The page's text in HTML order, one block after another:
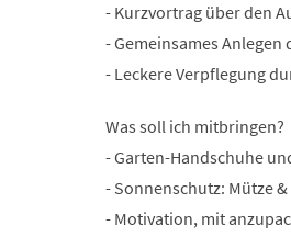
- Kurzvortrag über den
- Gemeinsames Anlegen
- Leckere Verpflegung
Was soll ich mitbringen?
- Garten-Handschuhe
- Sonnenschutz: Mütze &
- Motivation, mit